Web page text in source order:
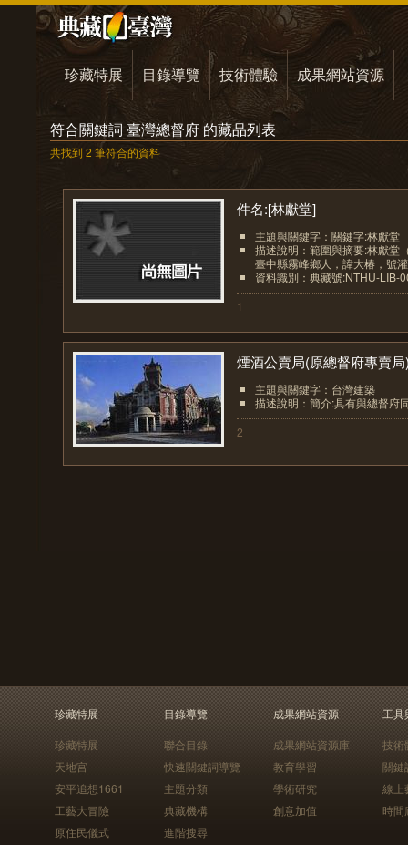
珍藏特展 目錄導覽 技術體驗 成果網站資源
符合關鍵詞 臺灣總督府 的藏品列表
共找到 2 筆符合的資料
件名:[林獻堂]
主題與關鍵字：關鍵字:林獻堂
描述說明：範圍與摘要:林獻堂
臺中縣霧峰鄉人，諱大椿，號
資料識別：典藏號:NTHU-LIB-
1
煙酒公賣局(原總督府專賣
主題與關鍵字：台灣建築
描述說明：簡介:具有與總督府
2
珍藏特展
珍藏特展
天地宮
安平追想1661
工藝大冒險
原住民儀式
目錄導覽
聯合目錄
快速關鍵詞導覽
主題分類
典藏機構
進階搜尋
成果網站資源
成果網站資源庫
教育學習
學術研究
創意加值
工具
技術
關鍵
線上
時間